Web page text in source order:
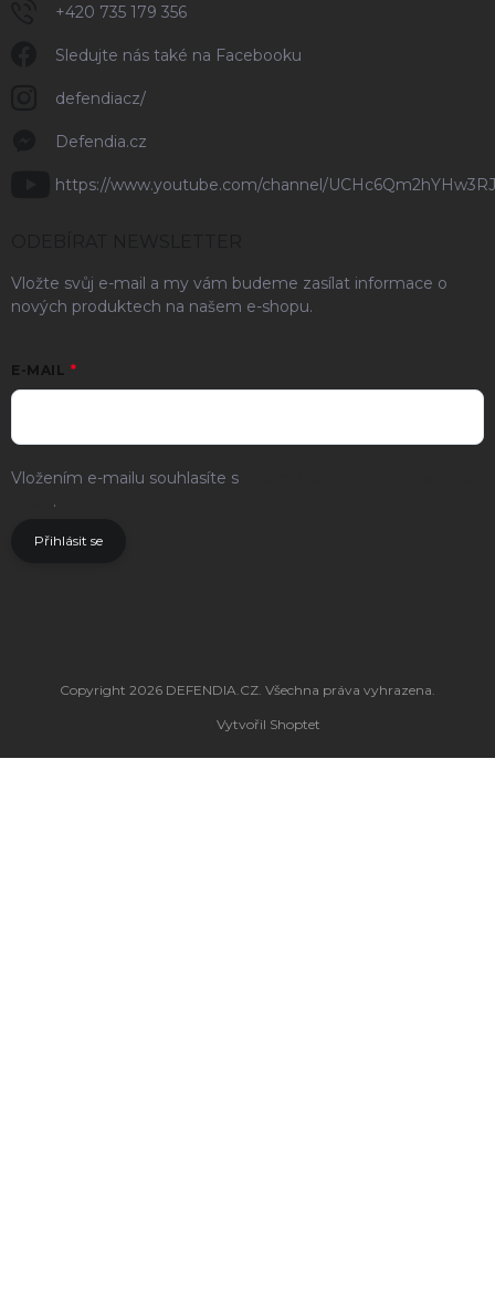
+420 735 179 356
Sledujte nás také na Facebooku
defendiacz/
Defendia.cz
https://www.youtube.com/channel/
Vložte svůj e-mail a my vám budeme zasílat informace o
nových produktech na našem e-shopu.
E-MAIL
Vložením e-mailu souhlasíte s
.
Přihlásit se
Vytvořil Shoptet
Copyright 2026 DEFENDIA.CZ . Všechna práva vyhrazena.